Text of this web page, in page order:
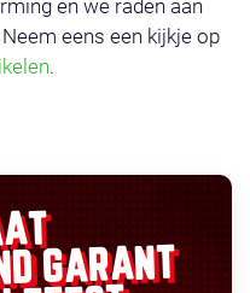
en we raden aan
eens een kijkje op
.
GARANT